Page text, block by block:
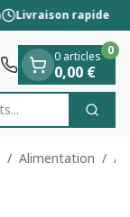
Livraison rapide
0 articles
0,00 €
0
/ Alimentation /